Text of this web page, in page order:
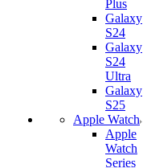
Plus
Galaxy
S24
Galaxy
S24
Ultra
Galaxy
S25
Apple Watch
Apple
Watch
Series